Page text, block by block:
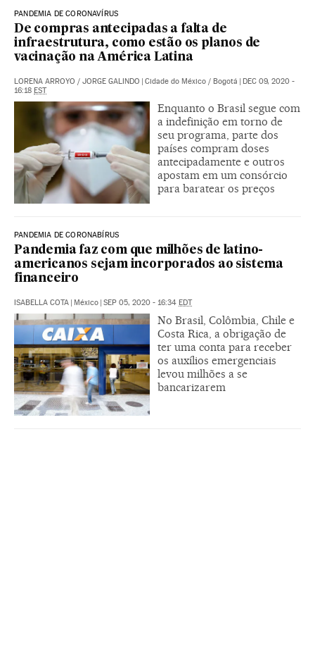
PANDEMIA DE CORONAVÍRUS
De compras antecipadas a falta de
infraestrutura, como estão os planos de
vacinação na América Latina
LORENA ARROYO / JORGE GALINDO | Cidade do México / Bogotá | DEC 09, 2020 -
16:18 EST
Enquanto o Brasil segue com
a indefinição em torno de
seu programa, parte dos
países compram doses
antecipadamente e outros
apostam em um consórcio
para baratear os preços
PANDEMIA DE CORONABÍRUS
Pandemia faz com que milhões de latino-
americanos sejam incorporados ao sistema
financeiro
ISABELLA COTA | México | SEP 05, 2020 - 16:34 EDT
No Brasil, Colômbia, Chile e
Costa Rica, a obrigação de
ter uma conta para receber
os auxílios emergenciais
levou milhões a se
bancarizarem